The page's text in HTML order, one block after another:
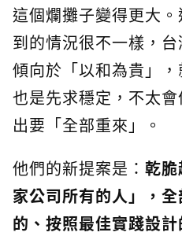
這個爛攤子變得更大
到的情況很不一樣，
傾向於「以和為貴」
也是先求穩定，不太
出要「全部重來」。
他們的新提案是： 乾
家公司所有的人」，
的、按照最佳實踐設計